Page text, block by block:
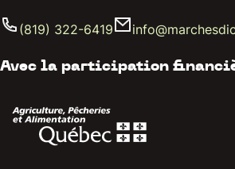
(819) 322-6419
Avec la participation